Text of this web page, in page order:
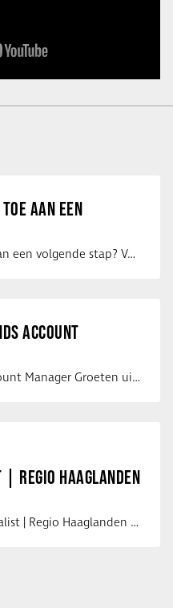
AAN EEN
Ben jij optometrist en toe aan een volgende stap? Voor een optiekketen is Eye …
ACCOUNT
Vacature Luxury Brands Account Manager Groeten uit Spanje! Vanaf mijn …
| REGIO HAAGLANDEN
Opticien / Contactlensspecialist | Regio Haaglanden & Rotterdam Saludos uit …